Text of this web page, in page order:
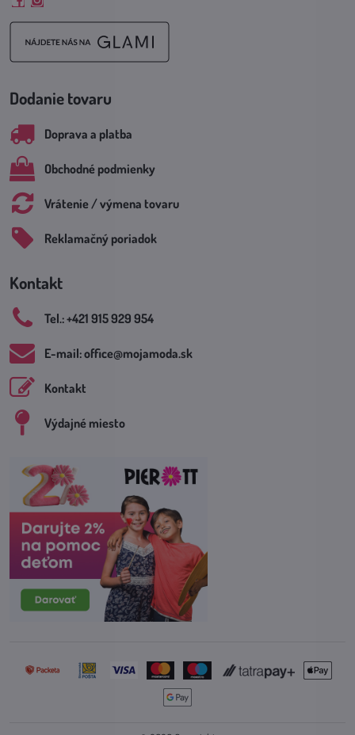
FacebookInstagram
Dodanie tovaru
Doprava a platba
Obchodné podmienky
Vrátenie / výmena tovaru
Reklamačný poriadok
Kontakt
Tel​.: +421 915 929 954
E-mail: office​@mojamoda​.sk
Kontakt
Výdajné miesto